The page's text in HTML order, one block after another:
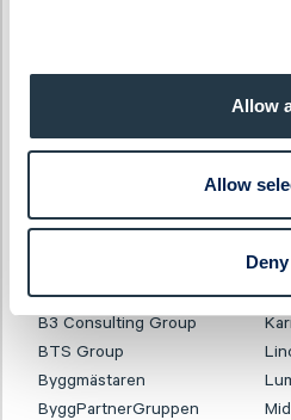
Allow
Allow
Deny
CLICK TO VIEW EACH
Ascelia Pharma
I-
B3 Consulting Group
BTS Group
Byggmästaren
ByggPartnerGruppen